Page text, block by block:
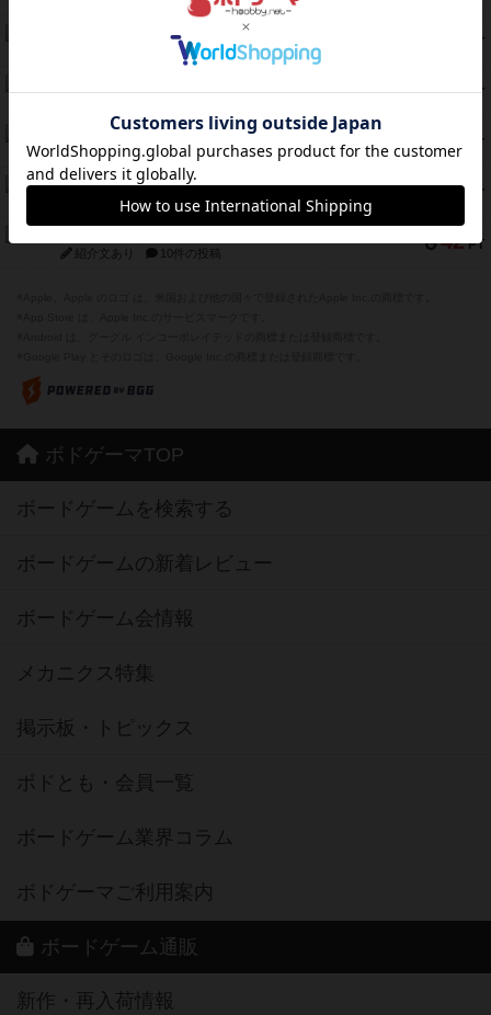
PT
エコーズ・オブ・タイム
8件の投稿
45 PT
PT
紹介文あり 1件の投稿
45 PT
Bitter End ブタペスト救出作戦
紹介文なし 1件の投稿
42 PT
紹介文あり 10件の投稿
ボドゲーマTOP
ボードゲームを検索する
ボードゲームの新着レビュー
ボードゲーム会情報
メカニクス特集
掲示板・トピックス
ボドとも・会員一覧
ボードゲーム業界コラム
ボドゲーマご利用案内
ボードゲーム通販
新作・再入荷情報